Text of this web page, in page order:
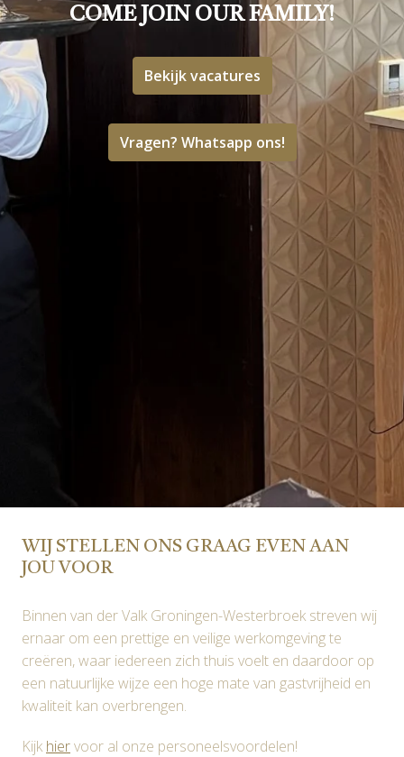
COME JOIN OUR FAMILY!
Bekijk vacatures
Vragen? Whatsapp ons!
WIJ STELLEN ONS GRAAG EVEN AAN
JOU VOOR
Binnen van der Valk Groningen-Westerbroek streven wij
ernaar om een prettige en veilige werkomgeving te
creëren, waar iedereen zich thuis voelt en daardoor op
een natuurlijke wijze een hoge mate van gastvrijheid en
kwaliteit kan overbrengen.
Kijk hier voor al onze personeelsvoordelen!